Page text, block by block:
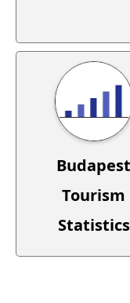
Budapest
Tourism
Statistics